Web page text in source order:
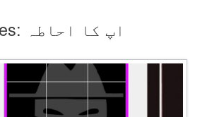
اپ کا احاطہ